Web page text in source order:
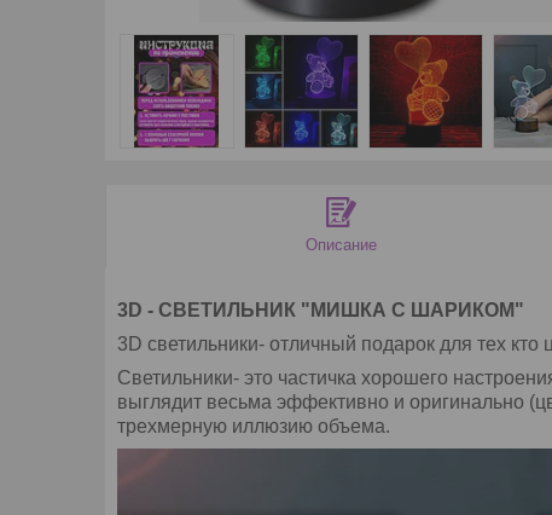
Описание
3D - СВЕТИЛЬНИК "МИШКА С ШАРИКОМ"
3D светильники- отличный подарок для тех
Светильники- это частичка хорошего
выглядит весьма эффективно и оригинально (
трехмерную иллюзию объема.